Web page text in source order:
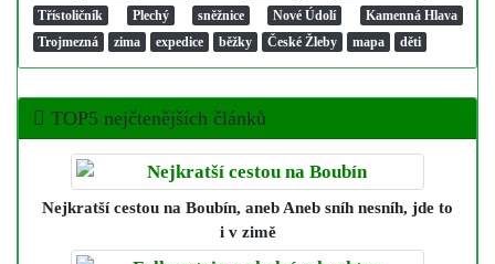
Třístoličník
Plechý sněžnice Nové Údolí
Kamenná Hlava
Trojmezná
zima expedice běžky České Žleby mapa děti
TOP5 nejčtenějších článků
Nejkratší cestou na Boubín, aneb Aneb sníh nesníh, jde to
i v zimě